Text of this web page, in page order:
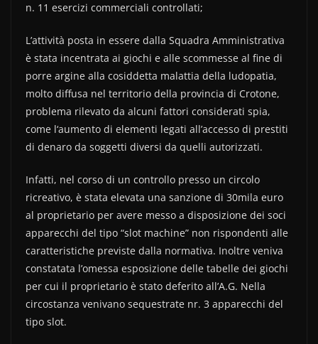
n. 11 esercizi commerciali controllati;
L’attività posta in essere dalla Squadra Amministrativa
è stata incentrata ai giochi e alle scommesse al fine di
porre argine alla cosiddetta malattia della ludopatia,
molto diffusa nel territorio della provincia di Crotone,
problema rilevato da alcuni fattori considerati spia,
come l‘aumento di elementi legati all’accesso di prestiti
di denaro da soggetti diversi da quelli autorizzati.
Infatti, nel corso di un controllo presso un circolo
ricreativo, è stata elevata una sanzione di 30mila euro
al proprietario per avere messo a disposizione dei soci
apparecchi del tipo “slot machine” non rispondenti alle
caratteristiche previste dalla normativa. Inoltre veniva
constatata l’omessa esposizione delle tabelle dei giochi
per cui il proprietario è stato deferito all’A.G. Nella
circostanza venivano sequestrate nr. 3 apparecchi del
tipo slot.